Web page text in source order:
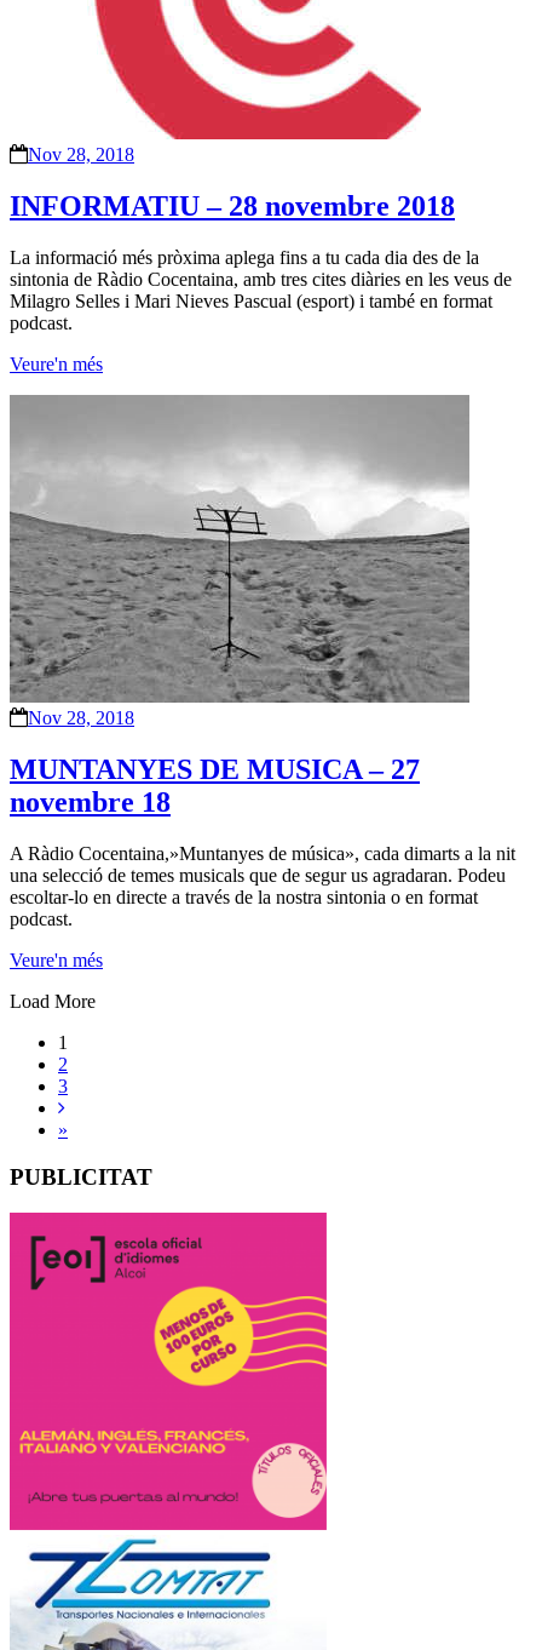
Nov 28, 2018
INFORMATIU – 28 novembre 2018
La informació més pròxima aplega fins a tu cada dia des de la
sintonia de Ràdio Cocentaina, amb tres cites diàries en les veus de
Milagro Selles i Mari Nieves Pascual (esport) i també en format
podcast.
Veure'n més
Nov 28, 2018
MUNTANYES DE MUSICA – 27
novembre 18
A Ràdio Cocentaina,»Muntanyes de música», cada dimarts a la nit
una selecció de temes musicals que de segur us agradaran. Podeu
escoltar-lo en directe a través de la nostra sintonia o en format
podcast.
Veure'n més
Load More
1
2
3
»
PUBLICITAT